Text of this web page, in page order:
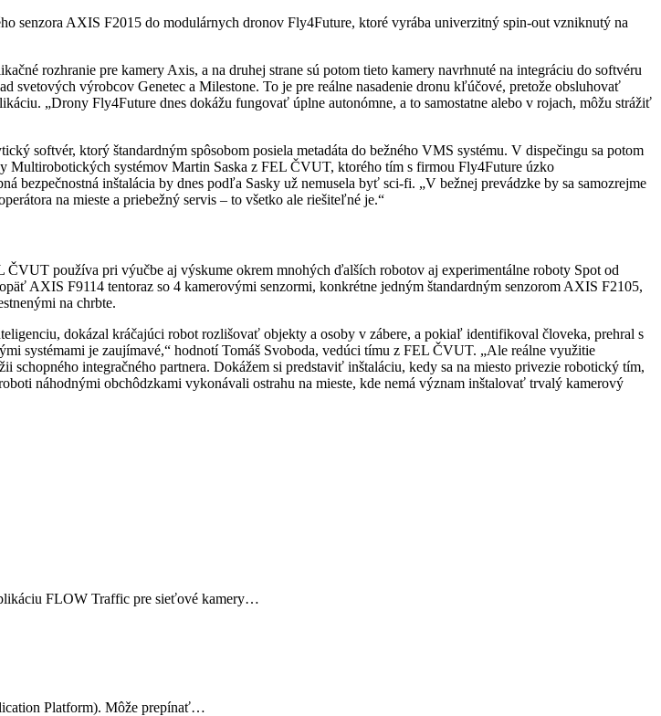
senzora AXIS F2015 do modulárnych dronov Fly4Future, ktoré vyrába univerzitný spin-out vzniknutý na
rozhranie pre kamery Axis, a na druhej strane sú potom tieto kamery navrhnuté na integráciu do softvéru
výrobcov Genetec a Milestone. To je pre reálne nasadenie dronu kľúčové, pretože obsluhovať
„Drony Fly4Future dnes dokážu fungovať úplne autonómne, a to samostatne alebo v rojach, môžu strážiť
softvér, ktorý štandardným spôsobom posiela metadáta do bežného VMS systému. V dispečingu sa potom
Multirobotických systémov Martin Saska z FEL ČVUT, ktorého tím s firmou Fly4Future úzko
bezpečnostná inštalácia by dnes podľa Sasky už nemusela byť sci-fi. „V bežnej prevádzke by sa samozrejme
na mieste a priebežný servis – to všetko ale riešiteľné je.“
používa pri výučbe aj výskume okrem mnohých ďalších robotov aj experimentálne roboty Spot od
AXIS F9114 tentoraz so 4 kamerovými senzormi, konkrétne jedným štandardným senzorom AXIS F2105,
na chrbte.
dokázal kráčajúci robot rozlišovať objekty a osoby v zábere, a pokiaľ identifikoval človeka, prehral s
systémami je zaujímavé,“ hodnotí Tomáš Svoboda, vedúci tímu z FEL ČVUT. „Ale reálne využitie
integračného partnera. Dokážem si predstaviť inštaláciu, kedy sa na miesto privezie robotický tím,
náhodnými obchôdzkami vykonávali ostrahu na mieste, kde nemá význam inštalovať trvalý kamerový
FLOW Traffic pre sieťové kamery…
Platform). Môže prepínať…